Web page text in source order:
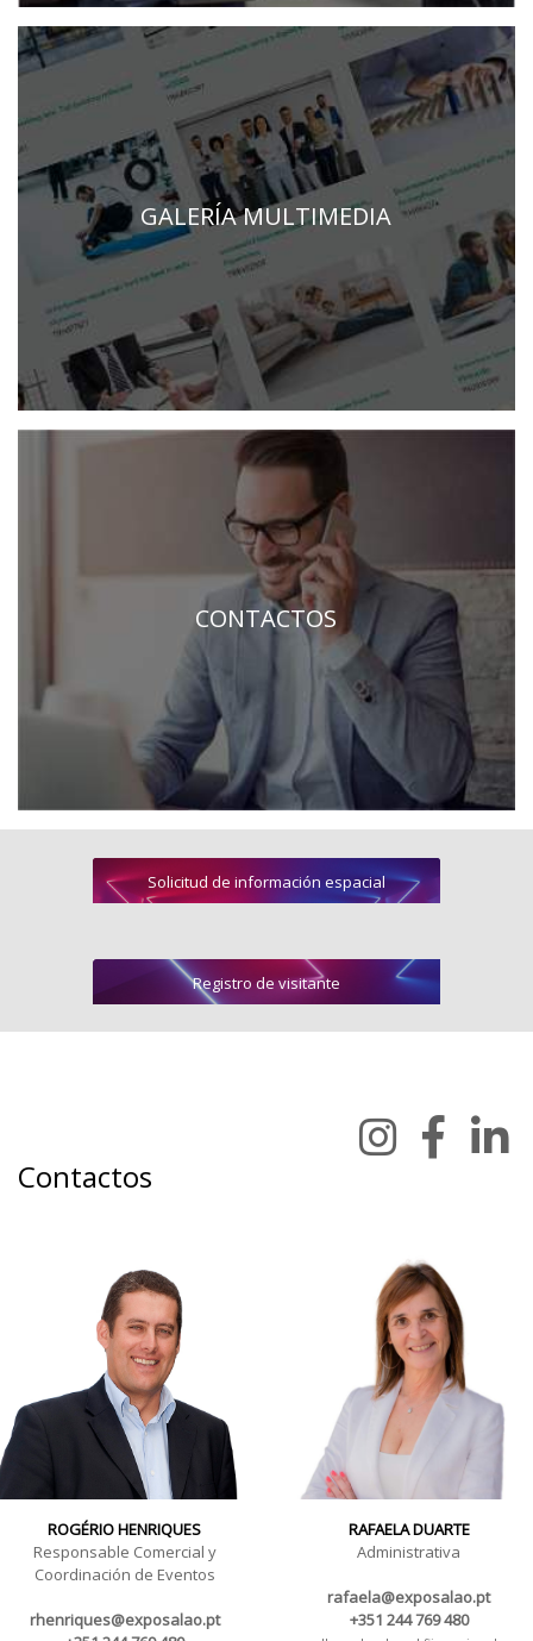
GALERÍA MULTIMEDIA
CONTACTOS
Solicitud de información espacial
Registro de visitante
Contactos
ROGÉRIO HENRIQUES
Responsable Comercial y
Coordinación de Eventos
rhenriques@exposalao.pt
RAFAELA DUARTE
Administrativa
rafaela@exposalao.pt
+351 244 769 480